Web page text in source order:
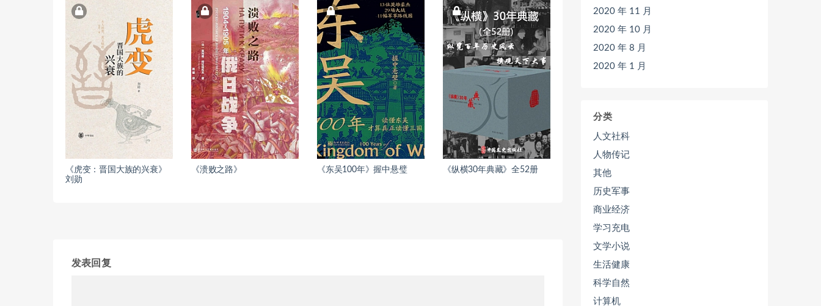
《虎变：晋国大族的兴衰》
刘勋
《溃败之路》 《东吴100年》握中悬璧 《纵横30年典藏》全52册
发表回复
2020 年 11 月
2020 年 10 月
2020 年 8 月
2020 年 1 月
分类
人文社科
人物传记
其他
历史军事
商业经济
学习充电
文学小说
生活健康
科学自然
计算机